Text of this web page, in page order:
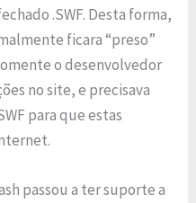
.SWF. Desta forma,
ficara “preso”
o desenvolvedor
no site, e precisava
para que estas
passou a ter suporte a